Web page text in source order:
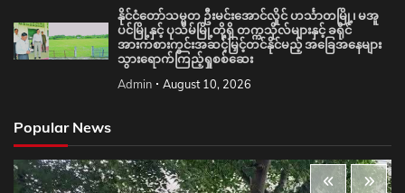
နိုင်ငံတော်သမ္မတ ဦးမင်းအောင်လှိုင် ဟင်္သာတမြို့၊ မအူ
ပင်မြို့နှင့် ပုသိမ်မြို့တို့ရှိ တက္ကသိုလ်များနှင့် ခရိုင်
အားကစားကွင်းအဆင့်မြှင့်တင်နိုင်မည့် အခြေအနေများ
သွားရောက်ကြည့်ရှုစစ်ဆေး
Admin August 10, 2026
Popular News